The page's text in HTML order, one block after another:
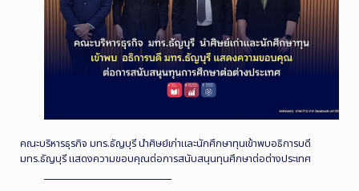
คณะบริหารธุรกิจ มทร.ธัญบุรี นำศิษย์เก่าและนักศึกษาทุนเข้าพบอธิการบดี
มทร.ธัญบุรี แสดงความขอบคุณต่อการสนับสนุนทุนศึกษาต่อต่างประเทศ